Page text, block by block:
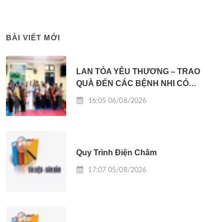
BÀI VIẾT MỚI
LAN TỎA YÊU THƯƠNG – TRAO
QUÀ ĐẾN CÁC BỆNH NHI CÓ
HOÀN CẢNH KHÓ KHĂN
16:05 06/08/2026
Quy Trình Điện Châm
17:07 05/08/2026